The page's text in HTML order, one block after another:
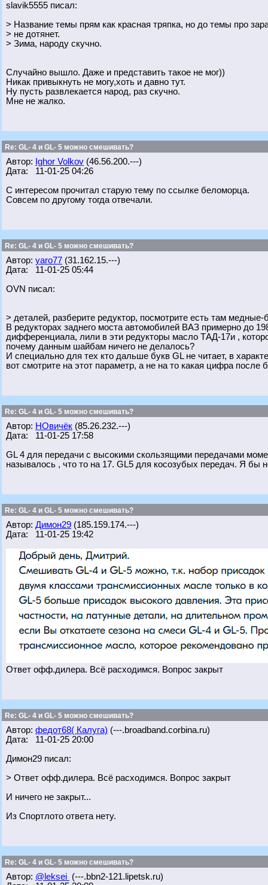
slavik5555 писал:
> Название темы прям как красная тряпка, но до темы про
> не дотянет.
> Зима, народу скучно.
Случайно вышло. Даже и представить такое не мог))
Никак привыкнуть не могу,хоть и давно тут.
Ну пусть развлекается народ, раз скучно.
Мне не жалко.
Re: GL- 4 и GL- 5 можно смешивать?
Автор: Ighor Volkov (46.56.200.---)
Дата: 11-01-25 04:26
С интересом прочитал старую тему по ссылке беломорца.
Совсем по другому тогда отвечали.
Re: GL- 4 и GL- 5 можно смешивать?
Автор: yaro77 (31.162.15.---)
Дата: 11-01-25 05:44
OVN писал:
> деталей, разберите редуктор, посмотрите есть там
В редукторах заднего моста автомобилей ВАЗ примерно до
дифференциала, лили в эти редукторы масло ТАД-17и ,
почему данным шайбам ничего не делалось?
И специально для тех кто дальше букв GL не читает, в
вот смотрите на этот параметр, а не на то какая цифра после
Re: GL- 4 и GL- 5 можно смешивать?
Автор: НОвичёк (85.26.232.---)
Дата: 11-01-25 17:58
GL 4 для передачи с высокими скользящими передачами
называлось , что то на 17. GL5 для косозубых передач. Я бы
Re: GL- 4 и GL- 5 можно смешивать?
Автор: Димон29 (185.159.174.---)
Дата: 11-01-25 19:42
Ответ офф.дилера. Всё расходимся. Вопрос закрыт
Re: GL- 4 и GL- 5 можно смешивать?
Автор: федот68( Калуга) (---.broadband.corbina.ru)
Дата: 11-01-25 20:00
Димон29 писал:
> Ответ офф.дилера. Всё расходимся. Вопрос закрыт
И ничего не закрыт...
Из Спортлото ответа нету.
Re: GL- 4 и GL- 5 можно смешивать?
Автор: @leksei (---.bbn2-121.lipetsk.ru)